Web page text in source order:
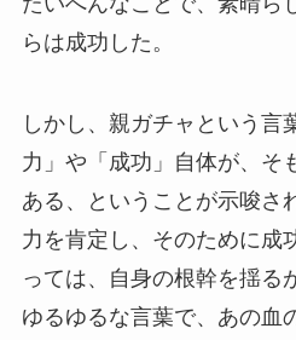
らは成功した。
しかし、親ガチャという言
力」や「成功」自体が、そ
ある、ということが示唆さ
力を肯定し、そのために成
っては、自身の根幹を揺る
ゆるゆるな言葉で、あの血